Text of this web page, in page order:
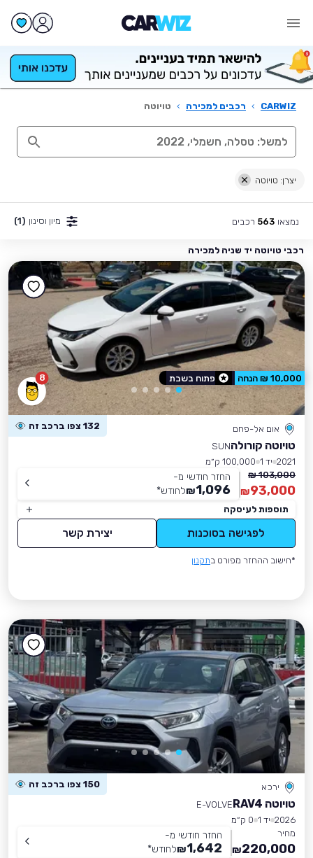
CARWIZ
› רכבים למכירה › טויוטה
יצרן: טויוטה
נמצאו 563 רכבים מיון וסינון (1)
רכבי טויוטה יד שניה למכירה
8
אום אל-פחם 132 צפו ברכב זה
טויוטה קורולהSUN
2021 יד 1
100,000 ק״מ
103,000 ₪
93,000
₪
החזר חודשי מ-
1,096
₪לחודש*
תוספות לעיסקה
לפגישה בסוכנות יצירת קשר
*חישוב ההחזר מפורט בתקנון
10,000 ₪ הנחה פתוח בשבת
ירכא 150 צפו ברכב זה
טויוטה RAV4
E-VOLVE
2026 יד 1
0 ק״מ
מחיר
220,000
₪
החזר חודשי מ-
1,642
₪לחודש*